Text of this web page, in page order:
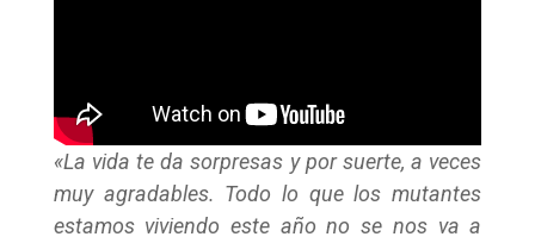
«La vida te da sorpresas y por suerte, a veces
muy agradables. Todo lo que los mutantes
estamos viviendo este año no se nos va a